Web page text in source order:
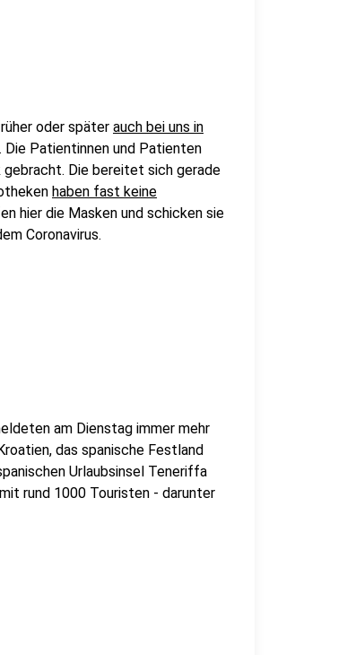
oder später auch bei uns in
Die Patientinnen und Patienten
gebracht. Die bereitet sich gerade
haben fast keine
hier die Masken und schicken sie
Coronavirus.
am Dienstag immer mehr
das spanische Festland
Urlaubsinsel Teneriffa
rund 1000 Touristen - darunter